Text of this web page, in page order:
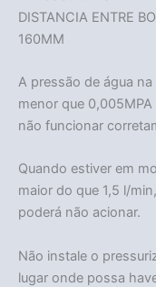
DISTANCIA ENTRE
160MM
A pressão de água
menor que
não funcionar
Quando estiver em
maior do que 1,5 l/
poderá não acionar.
Não instale o
lugar onde possa